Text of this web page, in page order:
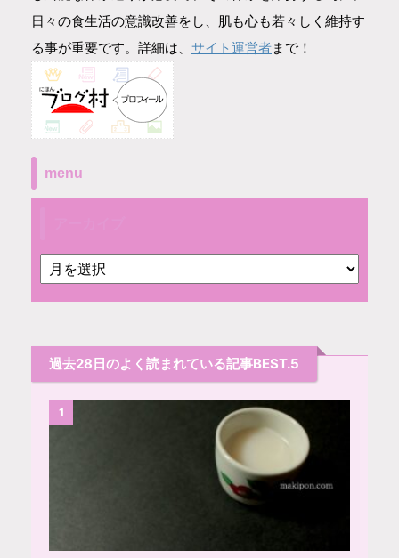
日々の食生活の意識改善をし、肌も心も若々しく維持す
る事が重要です。詳細は、 サイト運営者まで！
menu
過去28日のよく読まれている記事BEST.5
1